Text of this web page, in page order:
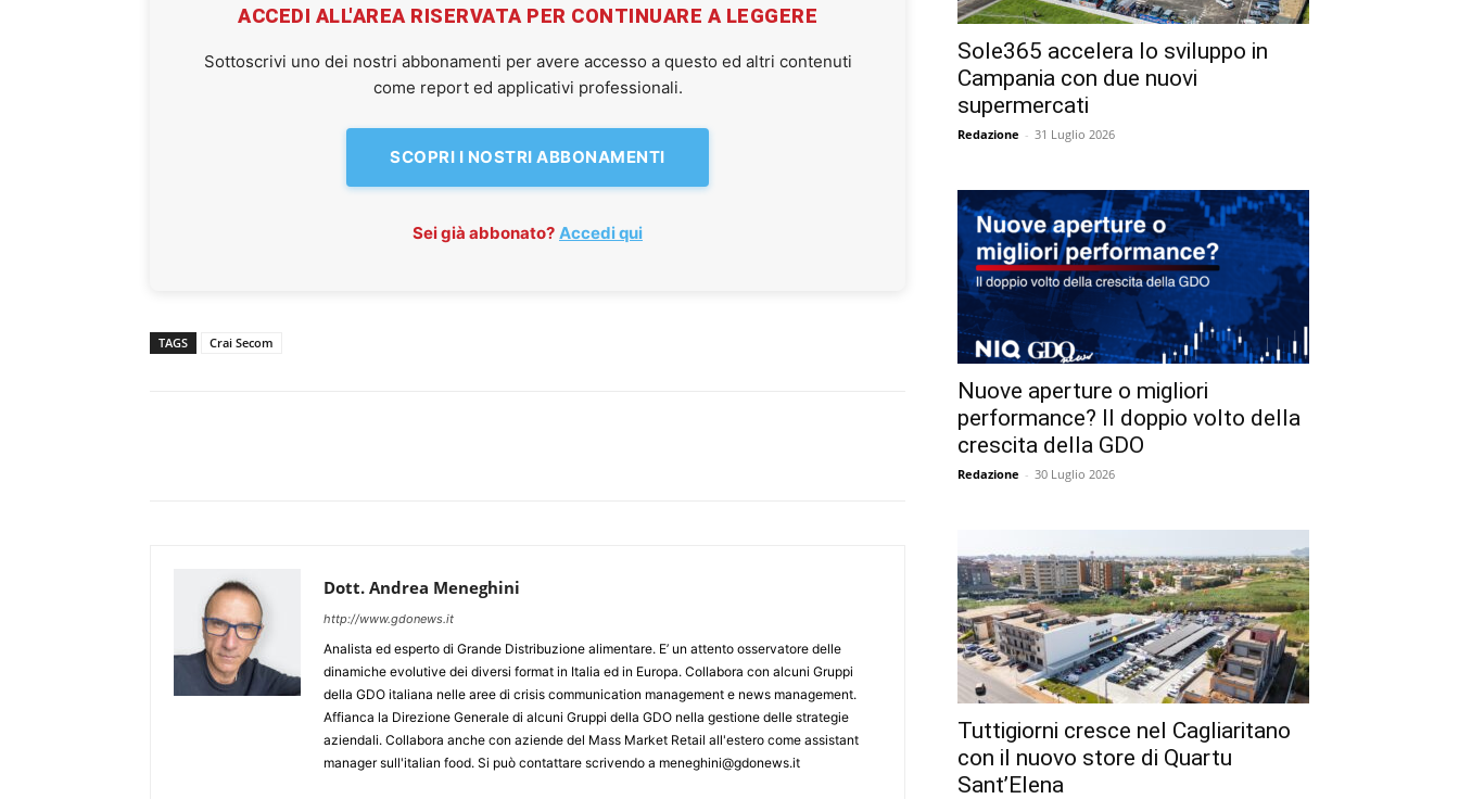
ACCEDI ALL'AREA RISERVATA PER CONTINUARE A LEGGERE
Sottoscrivi uno dei nostri abbonamenti per avere accesso a questo ed altri contenuti
come report ed applicativi professionali.
SCOPRI I NOSTRI ABBONAMENTI
Sei già abbonato? Accedi qui
TAGS Crai Secom
Dott. Andrea Meneghini
http://www.gdonews.it
Analista ed esperto di Grande Distribuzione alimentare. E’ un attento osservatore delle
dinamiche evolutive dei diversi format in Italia ed in Europa. Collabora con alcuni Gruppi
della GDO italiana nelle aree di crisis communication management e news management.
Affianca la Direzione Generale di alcuni Gruppi della GDO nella gestione delle strategie
aziendali. Collabora anche con aziende del Mass Market Retail all'estero come assistant
manager sull'italian food. Si può contattare scrivendo a meneghini@gdonews.it
Sole365 accelera lo sviluppo in
Campania con due nuovi
supermercati
Redazione - 31 Luglio 2026
Nuove aperture o migliori
performance? Il doppio volto della
crescita della GDO
Redazione - 30 Luglio 2026
Tuttigiorni cresce nel Cagliaritano
con il nuovo store di Quartu
Sant’Elena